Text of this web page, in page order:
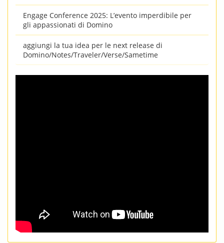
Engage Conference 2025: L’evento imperdibile per
gli appassionati di Domino
aggiungi la tua idea per le next release di
Domino/Notes/Traveler/Verse/Sametime